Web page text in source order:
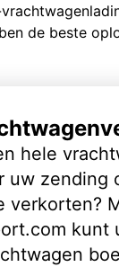
de beste
hele
uw zending
verkorten?
kunt